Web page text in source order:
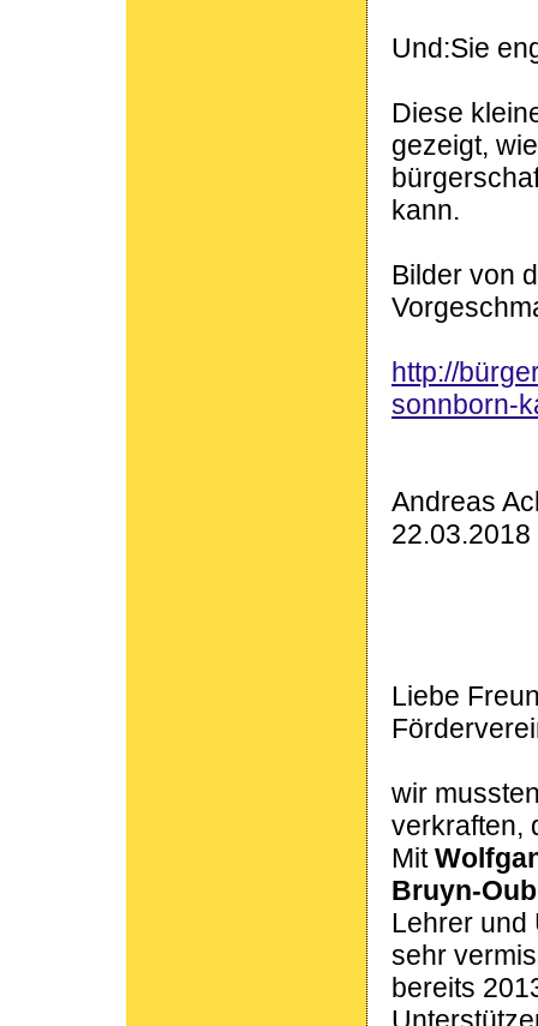
Und:Sie
Diese
gezeigt,
kann.
Bilder von
http://
sonnborn-
Andreas
22.03.2018
Liebe
wir
verkraften,
Mit
Bruyn-
Lehrer und
sehr
bereits